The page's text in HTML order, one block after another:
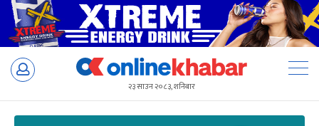
Skip
२३ साउन २०८३, शनिबार